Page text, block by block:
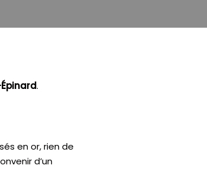
.
en or, rien de
d’un